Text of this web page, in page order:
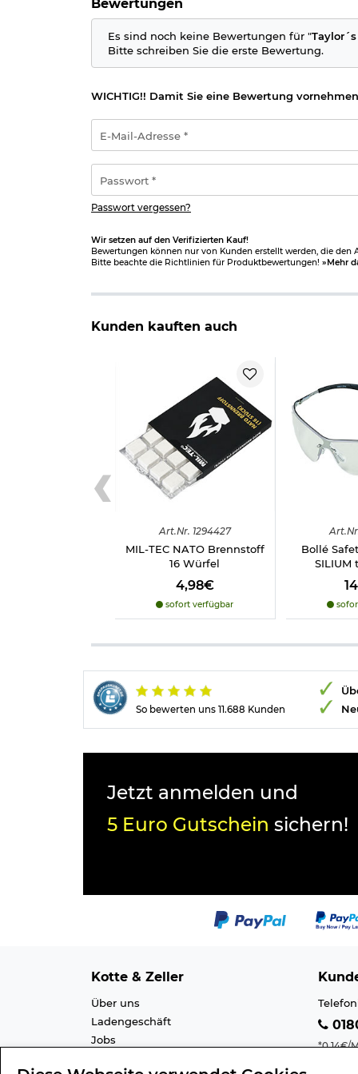
Bewertungen
Es sind noch keine Bewertungen für "
Bitte schreiben Sie die erste Bewertung.
WICHTIG!! Damit Sie eine Bewertung
Mail-
Adresse
*
Passwort vergessen?
Wir setzen auf den Verifizierten Kauf!
Bewertungen können nur von Kunden erstellt werden, die den
Bitte beachte die Richtlinien für Produktbewertungen! »Mehr
Kunden kauften auch
Art.Nr. 1294427
MIL-TEC NATO Brennstoff
16 Würfel
4,98€
sofort verfügbar
Art.
Bollé
SILIUM
So bewerten uns 11.688 Kunden
Jetzt anmelden und
5 Euro Gutschein sichern!
Kotte & Zeller
Über uns
Ladengeschäft
Jobs
*0,14€/